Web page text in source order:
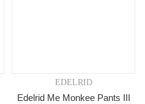
EDELRID
Edelrid Me Monkee Pants III